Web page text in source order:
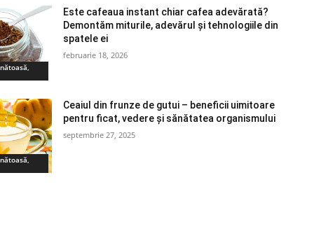
Este cafeaua instant chiar cafea adevărată?
Demontăm miturile, adevărul și tehnologiile din
spatele ei
februarie 18, 2026
Ceaiul din frunze de gutui – beneficii uimitoare
pentru ficat, vedere și sănătatea organismului
septembrie 27, 2025